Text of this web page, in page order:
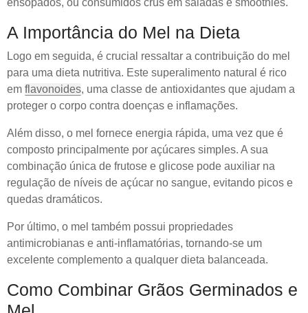
ensopados, ou consumidos crus em saladas e smoothies.
A Importância do Mel na Dieta
Logo em seguida, é crucial ressaltar a contribuição do mel
para uma dieta nutritiva. Este superalimento natural é rico
em flavonoides, uma classe de antioxidantes que ajudam a
proteger o corpo contra doenças e inflamações.
Além disso, o mel fornece energia rápida, uma vez que é
composto principalmente por açúcares simples. A sua
combinação única de frutose e glicose pode auxiliar na
regulação de níveis de açúcar no sangue, evitando picos e
quedas dramáticos.
Por último, o mel também possui propriedades
antimicrobianas e anti-inflamatórias, tornando-se um
excelente complemento a qualquer dieta balanceada.
Como Combinar Grãos Germinados e